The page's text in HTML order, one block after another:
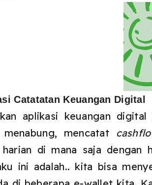
Catatatan Keuangan Digital
aplikasi keuangan
mencatat
harian di mana saja dengan
ini adalah.. kita bisa